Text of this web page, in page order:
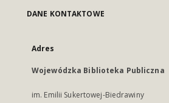
DANE KONTAKTOWE
Adres
Wojewódzka Biblioteka Publiczna
im. Emilii Sukertowej-Biedrawiny